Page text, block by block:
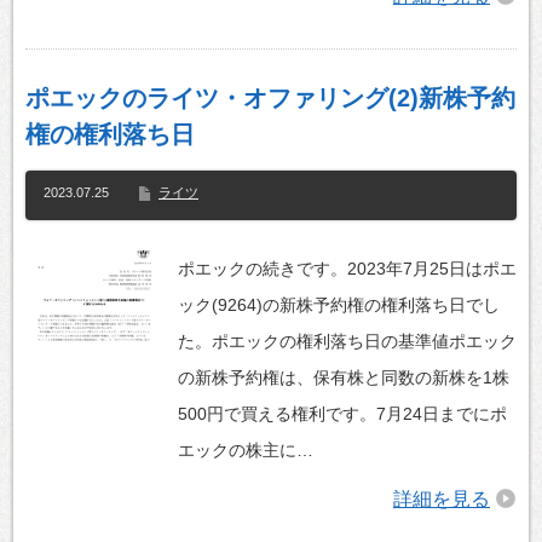
ポエックのライツ・オファリング(2)新株予約
権の権利落ち日
2023.07.25 ライツ
ポエックの続きです。2023年7月25日はポエ
ック(9264)の新株予約権の権利落ち日でし
た。ポエックの権利落ち日の基準値ポエック
の新株予約権は、保有株と同数の新株を1株
500円で買える権利です。7月24日までにポ
エックの株主に…
詳細を見る